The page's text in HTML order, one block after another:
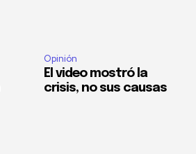
Opinión
El video mostró la
crisis, no sus causas